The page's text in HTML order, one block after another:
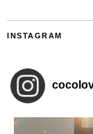
INSTAGRAM